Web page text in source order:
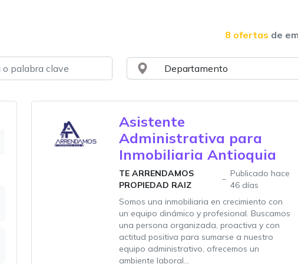
8 ofertas de
Asistente
Administrativa para
Inmobiliaria Antioquia
TE ARRENDAMOS
PROPIEDAD RAIZ
Publicado hace
46 días
Somos una inmobiliaria en crecimiento con
un equipo dinámico y profesional. Buscamos
una persona organizada, proactiva y con
actitud positiva para sumarse a nuestro
equipo administrativo, ofrecemos un
ambiente laboral...